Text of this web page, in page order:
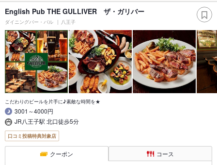
English Pub THE GULLIVER ザ・ガリバー
ダイニングバー・バル 八王子
こだわりのビールを片手に♪素敵な時間を★
3001～4000円
JR八王子駅 北口徒歩5分
口コミ投稿特典対象店
クーポン コース